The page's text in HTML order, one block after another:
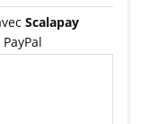
Scalapay